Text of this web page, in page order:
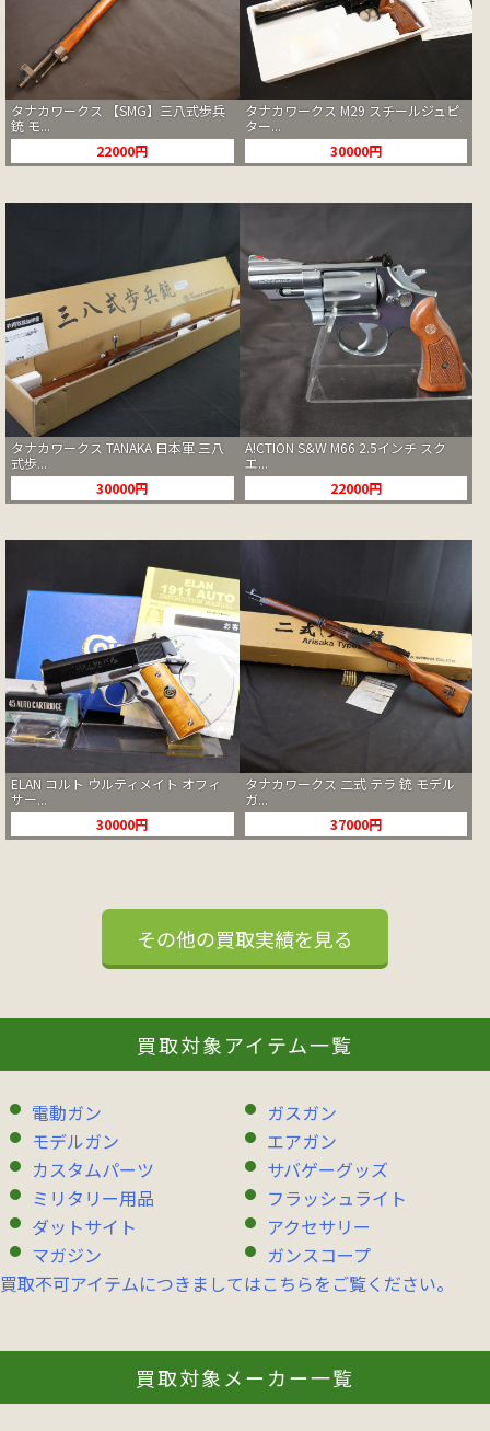
タナカワークス 【SMG】三八式歩兵
銃 モ...
22000円
タナカワークス M29 スチールジュピ
ター...
30000円
タナカワークス TANAKA 日本軍 三八
式歩...
30000円
A!CTION S&W M66 2.5インチ スク
エ...
22000円
ELAN コルト ウルティメイト オフィ
サー...
30000円
タナカワークス 二式 テラ 銃 モデル
ガ...
37000円
その他の買取実績を見る
買取対象アイテム一覧
電動ガン
ガスガン
モデルガン
エアガン
カスタムパーツ
サバゲーグッズ
ミリタリー用品
フラッシュライト
ダットサイト
アクセサリー
マガジン
ガンスコープ
買取不可アイテムにつきましてはこちらをご覧ください。
買取対象メーカー一覧